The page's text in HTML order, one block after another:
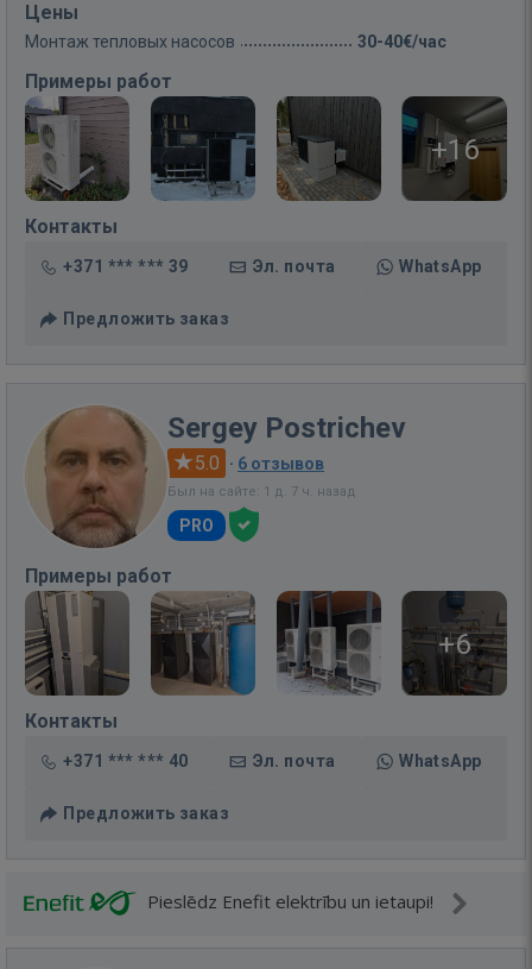
Цены
Монтаж тепловых насосов 30-40€/час
Примеры работ
+16
Контакты
+371 *** *** 39 Эл. почта WhatsApp
Предложить заказ
Sergey Postrichev
5.0 · 6 отзывов
Был на сайте: 1 д. 7 ч. назад
PRO
Примеры работ
+6
Контакты
+371 *** *** 40 Эл. почта WhatsApp
Предложить заказ
Pieslēdz Enefit elektrību un ietaupi!